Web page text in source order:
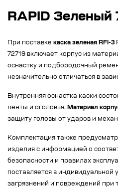
RAPID Зеленый
При поставке каска зеленая RFI-3
72719 включает корпус из
оснастку и подбородочный
незначительно отличаться в
Внутренняя оснастка каски
ленты и оголовья. Материал
защиту головы от ударов и
Комплектация также
изделия с информацией о
безопасности и правилах
поставляется в
загрязнений и повреждений при